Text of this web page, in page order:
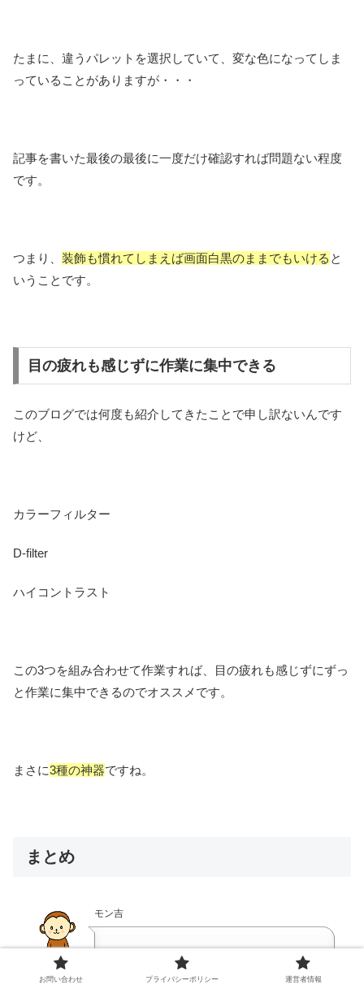
たまに、違うパレットを選択していて、変な色になってしま
っていることがありますが・・・
記事を書いた最後の最後に一度だけ確認すれば問題ない程度
です。
つまり、 装飾も慣れてしまえば画面白黒のままでもいける と
いうことです。
目の疲れも感じずに作業に集中できる
このブログでは何度も紹介してきたことで申し訳ないんです
けど、
カラーフィルター
D-filter
ハイコントラスト
この3つを組み合わせて作業すれば、目の疲れも感じずにずっ
と作業に集中できるのでオススメです。
まさに3種の神器ですね。
まとめ
モン吉
そういうことなんだね。
お問い合わせ プライバシーポリシー 運営者情報